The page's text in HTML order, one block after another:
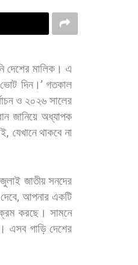
দেশের মালিক। এ
ভোট দিন।’ গতকাল
ও ২০২৬ সালের
জানিয়ে অধ্যাপক
, যেখানে থাকবে না
জুলাই জাতীয় সনদের
দেবে, আপনার একটি
করছে। সামনে
এসব গাড়ি দেশের